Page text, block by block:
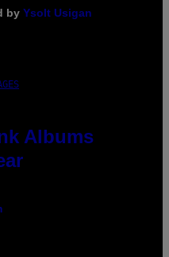
by Ysolt Usigan
Albums